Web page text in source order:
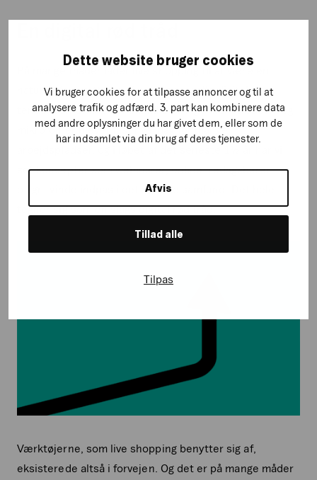
Dette website bruger cookies
Vi bruger cookies for at tilpasse annoncer og til at
analysere trafik og adfærd. 3. part kan kombinere data
med andre oplysninger du har givet dem, eller som de
har indsamlet via din brug af deres tjenester.
Afvis
Tillad alle
Tilpas
På mange måder lader live shopping til at være en
naturlig fortsættelse af mere generelle digitale
tendenser. Online kommunikation igennem webcam og
mikrofon er blevet fast hverdag for mange
set koncepter som webinarer, online fredagsbarer
o.lign. vinde indpas i det digitale samfund. Det hele
tegner sig som en slags digital rød tråd.
Værktøjerne, som live shopping benytter sig af,
eksisterede altså i forvejen. Og det er på mange måder